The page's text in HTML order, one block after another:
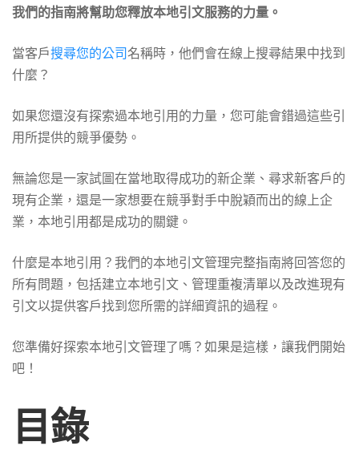
文
如
何
改
善
SEO
優
化
我們的指南將幫助您釋放本地引文服務的力量。
當客戶搜尋您的公司名稱時，他們會在線上搜尋結果中找到
什麼？
如果您還沒有探索過本地引用的力量，您可能會錯過這些引
用所提供的競爭優勢。
無論您是一家試圖在當地取得成功的新企業、尋求新客戶的
現有企業，還是一家想要在競爭對手中脫穎而出的線上企
業，本地引用都是成功的關鍵。
什麼是本地引用？我們的本地引文管理完整指南將回答您的
所有問題，包括建立本地引文、管理重複清單以及改進現有
引文以提供客戶找到您所需的詳細資訊的過程。
您準備好探索本地引文管理了嗎？如果是這樣，讓我們開始
吧！
目錄